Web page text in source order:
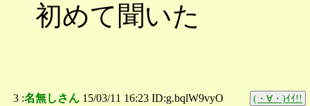
初めて聞いた
3 :名無しさん 15/03/11 16:23 ID:g.bqlW9vyO (・∀・)ｲｲ!!